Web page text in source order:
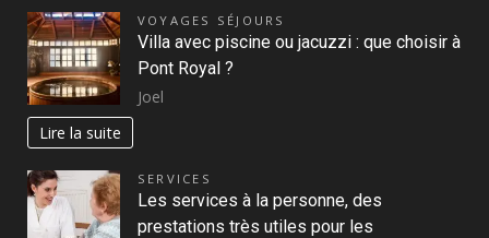
VOYAGES SÉJOURS
Villa avec piscine ou jacuzzi : que choisir à
Pont Royal ?
Joel
Lire la suite
SERVICES
Les services à la personne, des
prestations très utiles pour les